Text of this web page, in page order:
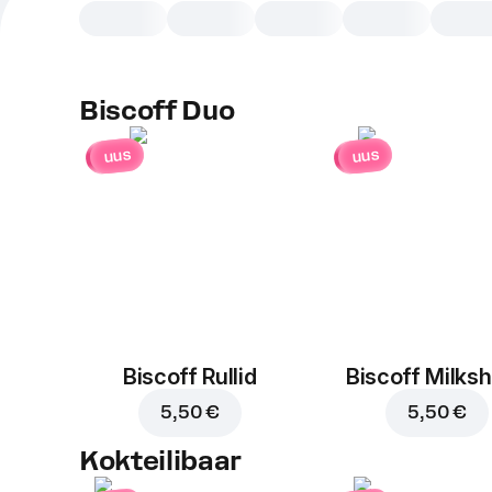
Biscoff Duo
uus
Biscoff Rullid
5,50 €
uus
Biscoff
5,50 €
Kokteilibaar